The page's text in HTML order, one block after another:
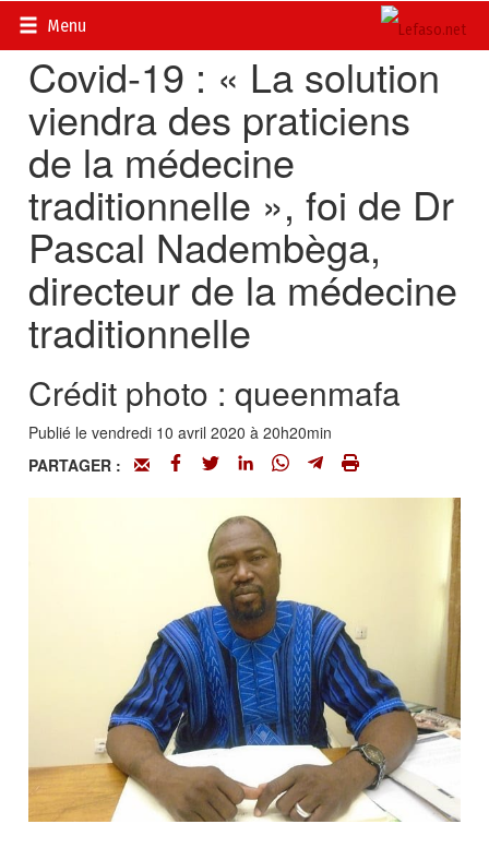
Menu
Accueil>
Covid-19 : « La solution
viendra des praticiens
de la médecine
traditionnelle », foi de Dr
Pascal Nadembèga,
directeur de la médecine
traditionnelle
Crédit photo : queenmafa
Publié le vendredi 10 avril 2020 à 20h20min
PARTAGER :